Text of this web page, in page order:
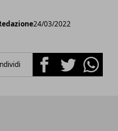
24/03/2022
FacebookTwitterWhatsapp